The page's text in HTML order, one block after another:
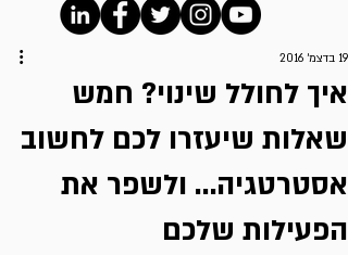
איך לחולל שינוי? חמש
שאלות שיעזרו לכם לחשוב
אסטרטגיה… ולשפר את
הפעילות שלכם
19 בדצמ׳ 2016